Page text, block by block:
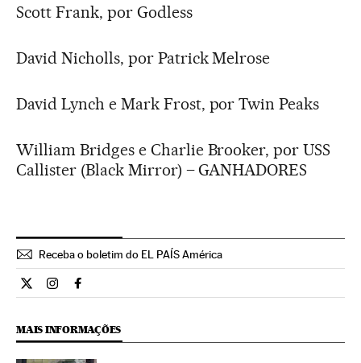
Scott Frank, por Godless
David Nicholls, por Patrick Melrose
David Lynch e Mark Frost, por Twin Peaks
William Bridges e Charlie Brooker, por USS
Callister (Black Mirror) – GANHADORES
Receba o boletim do EL PAÍS América
Cultura El País Brasil en Twitter
Cultura El País Brasil en Instagram
Cultura El País Brasil en Facebook
MAIS INFORMAÇÕES